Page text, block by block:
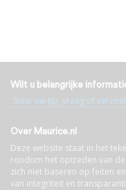
Wilt u belangrijke
Stuur uw tip, vraag of
Over Maurice.nl
Deze website staat in het
rondom het optreden van
zich niet baseren op feiten
van integriteit en